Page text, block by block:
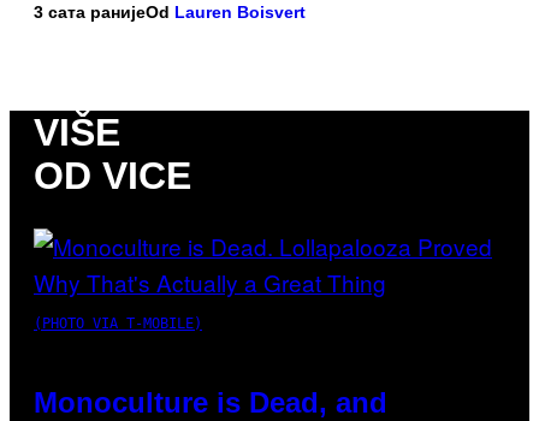
3 сата ранијеOd Lauren Boisvert
VIŠE
OD VICE
(PHOTO VIA T-MOBILE)
Monoculture is Dead, and